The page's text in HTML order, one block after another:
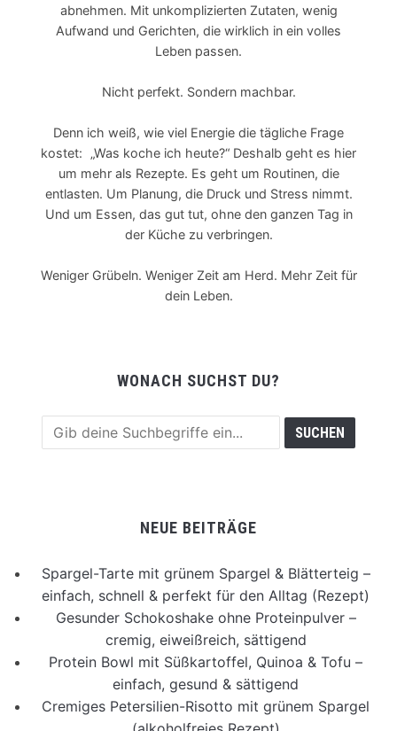
abnehmen. Mit unkomplizierten Zutaten, wenig
Aufwand und Gerichten, die wirklich in ein volles
Leben passen.
Nicht perfekt. Sondern machbar.
Denn ich weiß, wie viel Energie die tägliche Frage
kostet: „Was koche ich heute?“ Deshalb geht es hier
um mehr als Rezepte. Es geht um Routinen, die
entlasten. Um Planung, die Druck und Stress nimmt.
Und um Essen, das gut tut, ohne den ganzen Tag in
der Küche zu verbringen.
Weniger Grübeln. Weniger Zeit am Herd. Mehr Zeit für
dein Leben.
WONACH SUCHST DU?
NEUE BEITRÄGE
Spargel-Tarte mit grünem Spargel & Blätterteig –
einfach, schnell & perfekt für den Alltag (Rezept)
Gesunder Schokoshake ohne Proteinpulver –
cremig, eiweißreich, sättigend
Protein Bowl mit Süßkartoffel, Quinoa & Tofu –
einfach, gesund & sättigend
Cremiges Petersilien-Risotto mit grünem Spargel